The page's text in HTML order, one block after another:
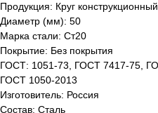
Продукция: Круг конструкционный
Диаметр (мм): 50
Марка стали: Ст20
Покрытие: Без покрытия
ГОСТ: 1051-73, ГОСТ 7417-75,
ГОСТ 1050-2013
Изготовитель: Россия
Состав: Сталь